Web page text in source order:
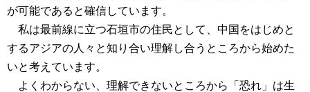
が可能であると確信しています。
私は最前線に立つ石垣市の住民として、中国をはじめと
するアジアの人々と知り合い理解し合うところから始めた
いと考えています。
よくわからない、理解できないところから「恐れ」は生